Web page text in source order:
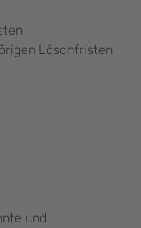
Löschfristen
und